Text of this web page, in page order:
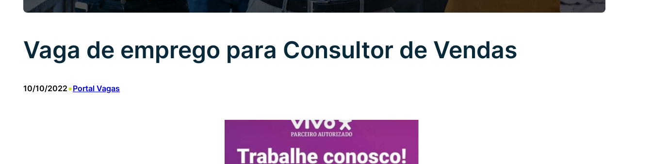
Vaga de emprego para Consultor de Vendas
10/10/2022•Portal Vagas